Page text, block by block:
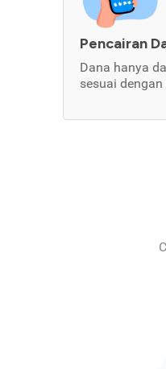
Pencairan
Dana hanya
sesuai dengan